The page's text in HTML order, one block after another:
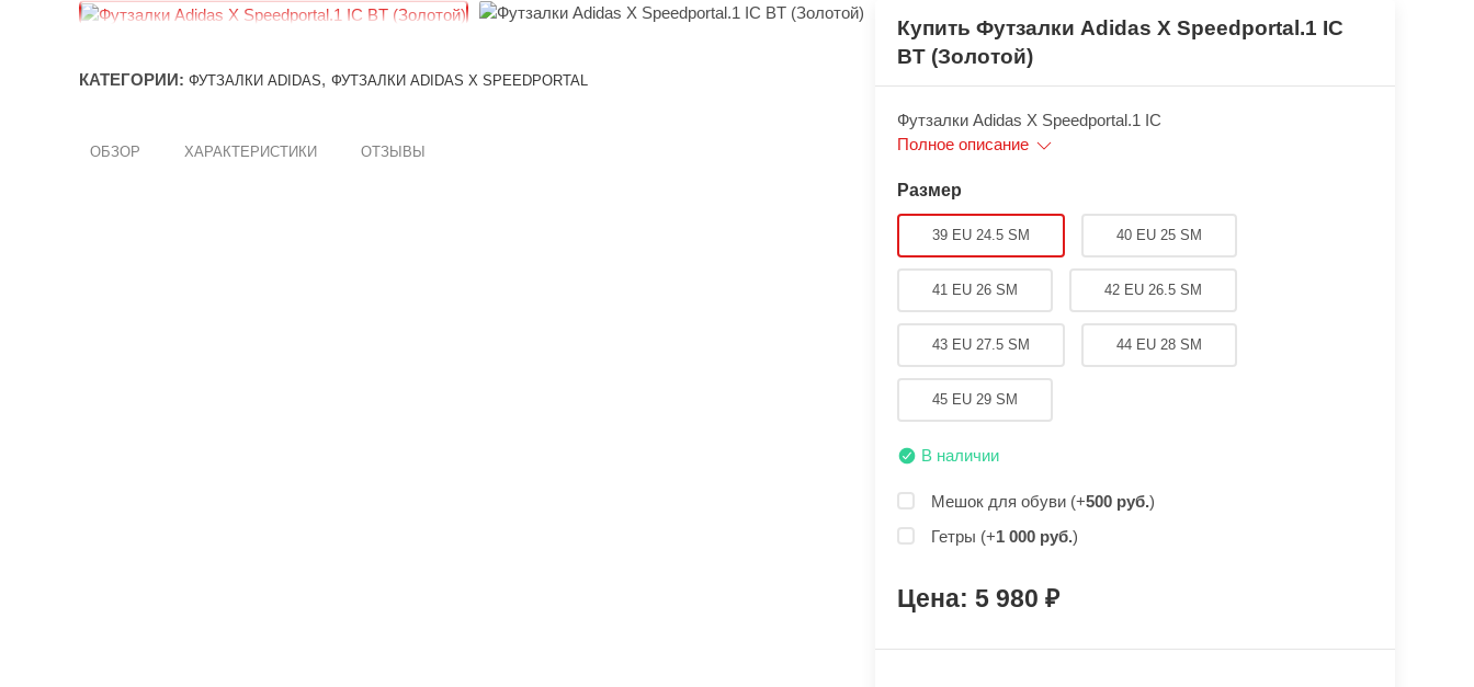
КАТЕГОРИИ: ФУТЗАЛКИ ADIDAS, ФУТЗАЛКИ АDIDAS X SPEEDPORTAL
ОБЗОР ХАРАКТЕРИСТИКИ ОТЗЫВЫ
Купить Футзалки Аdidas X Speedportal.1 IC
BT (Золотой)
Футзалки Аdidas X Speedportal.1 IC
Полное описание
Размер
39 EU 24.5 SM 40 EU 25 SM
41 EU 26 SM 42 EU 26.5 SM
43 EU 27.5 SM 44 EU 28 SM
45 EU 29 SM
В наличии
Мешок для обуви (+500 руб.)
Гетры (+1 000 руб.)
5 980